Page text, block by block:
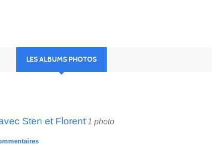
LES ALBUMS PHOTOS
Sten et Florent 1 photo